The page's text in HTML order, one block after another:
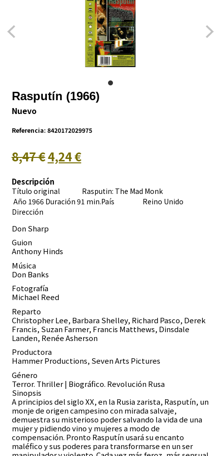
Rasputín (1966)
Nuevo
Referencia: 8420172029975
8,47 €4,24 €
Descripción
Título original Rasputin: The Mad Monk
Año 1966 Duración 91 min.País
Reino Unido
Dirección
Don Sharp
Guion
Anthony Hinds
Música
Don Banks
Fotografía
Michael Reed
Reparto
Christopher Lee, Barbara Shelley, Richard Pasco, Derek
Francis, Suzan Farmer, Francis Matthews, Dinsdale
Landen, Renée Asherson
Productora
Hammer Productions, Seven Arts Pictures
Género
Terror. Thriller | Biográfico. Revolución Rusa
Sinopsis
A principios del siglo XX, en la Rusia zarista, Rasputín, un
monje de origen campesino con mirada salvaje,
demuestra su misterioso poder salvando la vida de una
mujer y pidiendo vino y mujeres a modo de
compensación. Pronto Rasputín usará su encanto
maléfico y sus poderes para transformarse en un ser